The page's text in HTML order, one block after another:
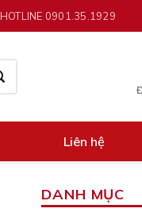
HOTLINE 0901.35.1929
Liên hệ
DANH MỤC